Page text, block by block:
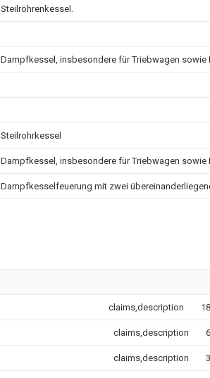
Steilröhrenkessel.
Dampfkessel, insbesondere für Triebwagen sowie
Steilrohrkessel
Dampfkessel, insbesondere für Triebwagen sowie
Dampfkesselfeuerung mit zwei
claims,description 18
claims,description 6
claims,description 3